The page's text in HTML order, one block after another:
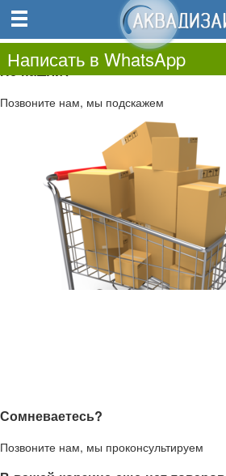
0.00
0
Не нашли?
Позвоните нам, мы подскажем
Сомневаетесь?
Позвоните нам, мы проконсультируем
Написать в WhatsApp